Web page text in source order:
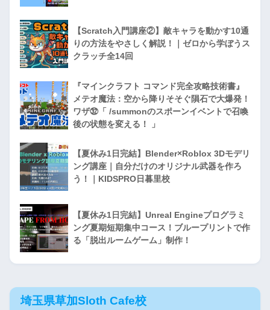
【Scratch入門講座②】敵キャラを動かす10通
りの方法をやさしく解説！｜ゼロから学ぼうス
クラッチ全14回
『マインクラフト コマンド完全攻略技術書』
メテオ魔法：空から降りそそぐ隕石で大爆発！
ワザ㉜「 /summonのスポーンイベントで召喚
後の状態を変える！ 」
【夏休み1日完結】Blender×Roblox 3Dモデリ
ング講座｜自分だけのオリジナル武器を作ろ
う！｜KIDSPRO日暮里校
【夏休み1日完結】Unreal Engineプログラミ
ング夏期短期集中コース！ブループリントで作
る「脱出ルームゲーム」制作！
埼玉県草加Sloth Cafe校